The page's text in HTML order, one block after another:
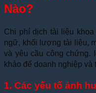
Nào?
Chi phí dịch tài liệu
ngữ, khối lượng tài liệu,
và yêu cầu công chứng.
khảo để doanh nghiệp
1. Các yếu tố ảnh